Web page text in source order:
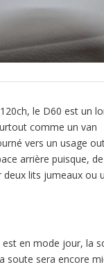
le D60 est un
comme un van
vers un usage
arrière puisque,
deux lits jumeaux ou
est en mode jour, la
soute sera encore